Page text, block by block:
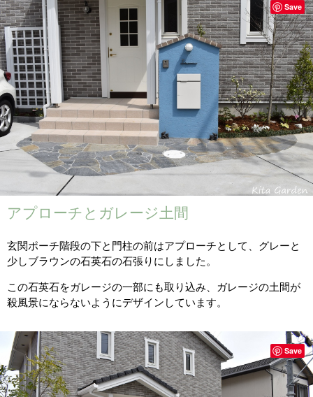
アプローチとガレージ土間
玄関ポーチ階段の下と門柱の前はアプローチとして、グレーと
少しブラウンの石英石の石張りにしました。
この石英石をガレージの一部にも取り込み、ガレージの土間が
殺風景にならないようにデザインしています。
Save
Save